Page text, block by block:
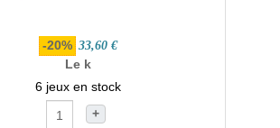
-20% 33,60 €
Le k
6 jeux en stock
+